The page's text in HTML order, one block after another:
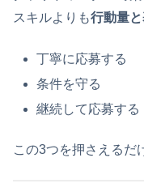
スキルよりも行動量
丁寧に応募する
条件を守る
継続して応募する
この3つを押さえるだ